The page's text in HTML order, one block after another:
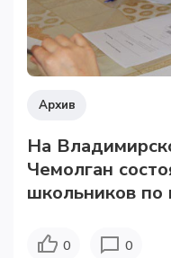
Архив
На
Чемолган
школьников по
0 0